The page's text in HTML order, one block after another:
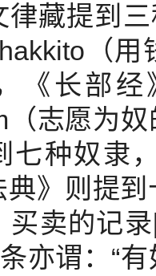
律藏提到
（用
《长部
（志愿为
七种奴隶
典》则提
买卖的记
亦谓：“